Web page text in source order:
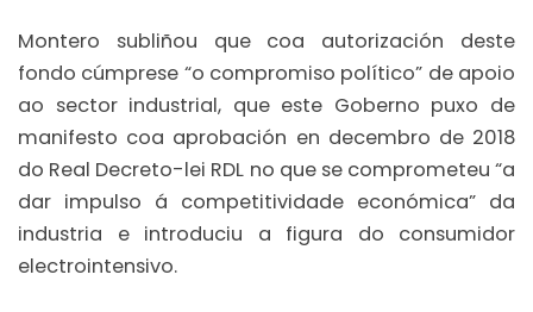
Montero subliñou que coa autorización deste
fondo cúmprese “o compromiso político” de apoio
ao sector industrial, que este Goberno puxo de
manifesto coa aprobación en decembro de 2018
do Real Decreto-lei RDL no que se comprometeu “a
dar impulso á competitividade económica” da
industria e introduciu a figura do consumidor
electrointensivo.